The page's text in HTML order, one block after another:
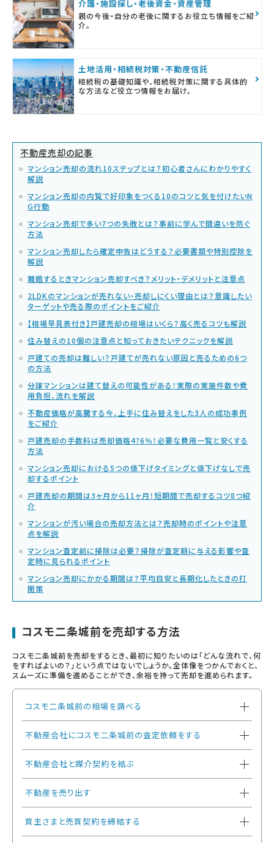
介護・施設探し・老後資金・資産管理
親の今後・自分の老後に関するお役立ち情報をご紹
介。
土地活用・相続税対策・不動産信託
相続税の基礎知識や、相続税対策に関する具体的
な方法など役立つ情報をお届け。
不動産売却の記事
マンション売却の流れ10ステップとは？初心者さんにわかりやすく
解説
マンション売却の内覧で好印象をつくる10のコツと気を付けたいN
G行動
マンション売却で多い7つの失敗とは？事前に学んで間違いを防ぐ
方法
マンション売却したら確定申告はどうする？必要書類や特別控除を
解説
離婚するときマンション売却すべき？メリット・デメリットと注意点
2LDKのマンションが売れない・売却しにくい理由とは？意識したい
ターゲットや売る際のポイントをご紹介
【相場早見表付き】戸建売却の相場はいくら？高く売るコツも解説
住み替えの10個の注意点と知っておきたいテクニックを解説
戸建ての売却は難しい？戸建てが売れない原因と売るための6つ
の方法
分譲マンションは建て替えの可能性がある！実際の実施件数や費
用負担、流れを解説
不動産価格が高騰する今、上手に住み替えをした3人の成功事例
をご紹介
戸建売却の手数料は売却価格4?6％！必要な費用一覧と安くする
方法
マンション売却における5つの値下げタイミングと値下げなしで売
却するポイント
戸建売却の期間は3ヶ月から11ヶ月！短期間で売却するコツ8つ紹
介
マンションが汚い場合の売却方法とは？売却時のポイントや注意
点を解説
マンション査定前に掃除は必要？掃除が査定額に与える影響や査
定時に見られるポイント
マンション売却にかかる期間は？平均目安と長期化したときの打
開策
コスモ二条城前を売却する方法
コスモ二条城前を売却をするとき、最初に知りたいのは「どんな流れで、何
をすればよいの？」という点ではないでしょうか。全体像をつかんでおくと、
スムーズに準備を進めることができ、余裕を持って売却を進められます。
コスモ二条城前の相場を調べる
不動産会社にコスモ二条城前の査定依頼をする
不動産会社と媒介契約を結ぶ
不動産を売り出す
買主さまと売買契約を締結する